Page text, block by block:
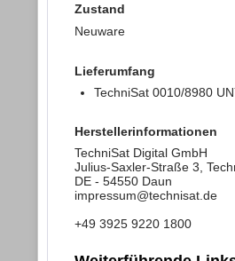
Zustand
Neuware
Lieferumfang
TechniSat 0010/8980
Herstellerinformationen
TechniSat Digital GmbH
Julius-Saxler-Straße 3,
DE - 54550 Daun
impressum@technisat.de
+49 3925 9220 1800